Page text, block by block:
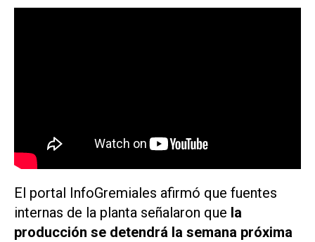
El portal InfoGremiales afirmó que fuentes
internas de la planta señalaron que la
producción se detendrá la semana próxima